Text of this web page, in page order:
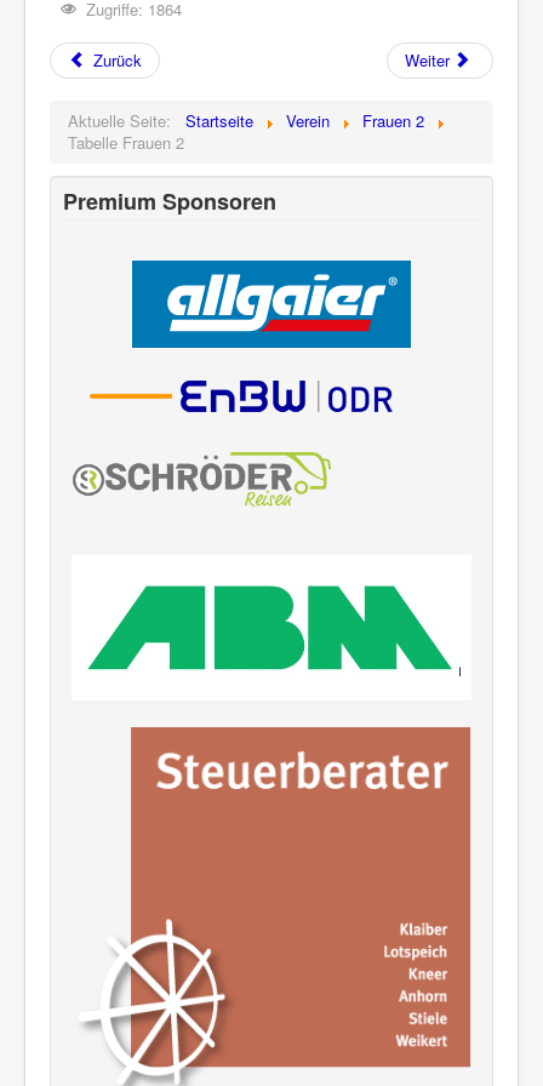
Zugriffe: 1864
Zurück Weiter
Aktuelle Seite: Startseite Verein
Frauen 2
Tabelle Frauen 2
Premium Sponsoren